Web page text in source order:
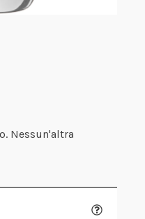
Nessun'altra